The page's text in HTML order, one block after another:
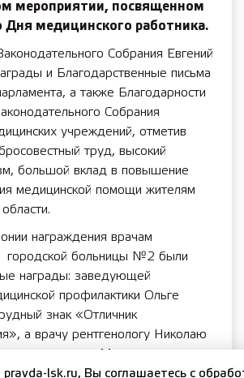
мероприятии, посвященном
Дня медицинского работника.
Собрания Евгений
и Благодарственные письма
а также Благодарности
Собрания
учреждений, отметив
труд, высокий
большой вклад в повышение
медицинской помощи жителям
награждения врачам
городской больницы №2 были
награды: заведующей
профилактики Ольге
знак «Отличник
а врачу рентгенологу Николаю
РФ.
pravda-lsk.ru, Вы соглашаетесь с